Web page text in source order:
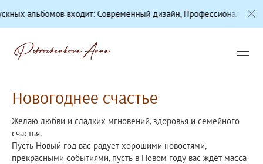
Современный дизайн, Профессиональная цветокоррекция,
Новогоднее счастье
Желаю любви и сладких мгновений, здоровья и семейного
счастья.
Пусть Новый год вас радует хорошими новостями,
прекрасными событиями, пусть в Новом году вас ждёт масса